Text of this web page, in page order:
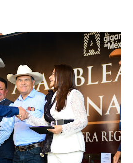
capital. Leo Montañez
se usarán cerca de 90 mil
para dar inicio en la calle
y la calle 22 de Octubre, con
en 66 casas. Posteriormente se
de Nuestra Señora de la
y Decreto 27 de Septiembre, en
Ojo de Agua, en la comunidad
en los edificios de...